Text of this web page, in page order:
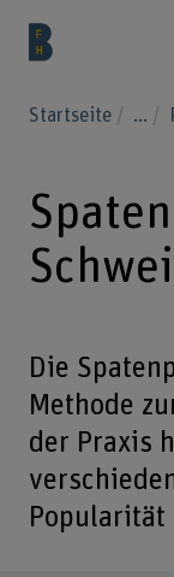
Startseite ...
Die
Methode
der Praxis
Popularität